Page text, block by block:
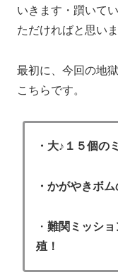
いきます・躓いて
ただければと思いま
最初に、今回の地
こちらです。
・大♪１５個の
・かがやきボ
・ 難関ミッシ
殖！